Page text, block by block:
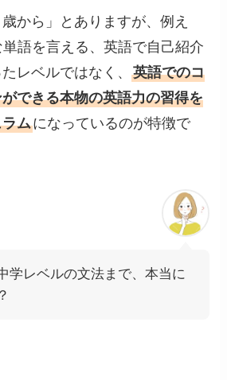
歳から」とありますが、例え
語を言える、英語で自己紹介
レベルではなく、英語でのコ
できる本物の英語力の習得を
ムになっているのが特徴で
学レベルの文法まで、本当に